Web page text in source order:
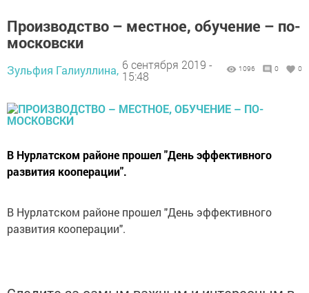
Производство – местное, обучение – по-
московски
Зульфия Галиуллина, 6 сентября 2019 -
15:48
1096 0 0
В Нурлатском районе прошел "День эффективного
развития кооперации".
В Нурлатском районе прошел "День эффективного
развития кооперации".